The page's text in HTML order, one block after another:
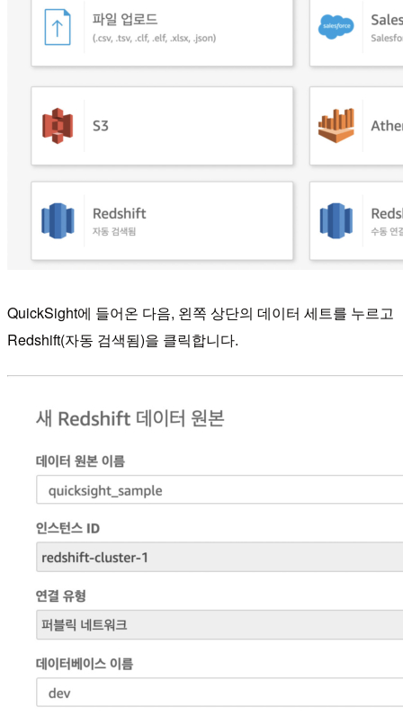
QuickSight에 들어온 다음, 왼쪽 상단의 데이터 세트를 누르고
Redshift(자동 검색됨)을 클릭합니다.